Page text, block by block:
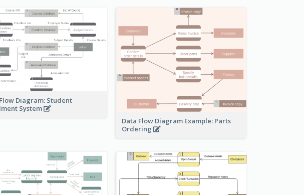
Diagram: Student
System
Data Flow Diagram Example: Parts
Ordering